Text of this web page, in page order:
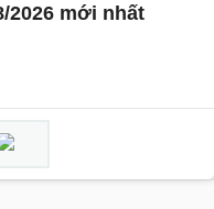
2026 mới nhất